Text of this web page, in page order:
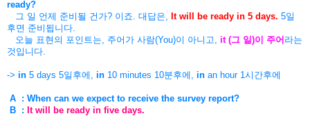
ready?
그 일 언제 준비될 건가? 이죠. 대답은, It will be ready in 5 days. 5일
후면 준비됩니다.
오늘 표현의 포인트는, 주어가 사람(You)이 아니고,
it (그 일)이 주어 라는
것입니다.
-> in 5 days 5일후에, in 10 minutes 10분후에, in an hour 1시간후에
A : When can we expect to receive the survey report?
B : It will be ready in five days.